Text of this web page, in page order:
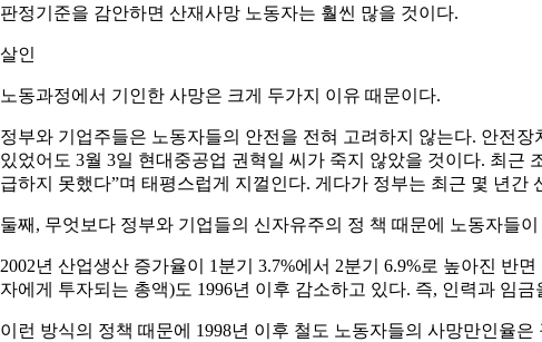
판정기준을 감안하면 산재사망 노동자는 훨씬 많을 것이다.
살인
노동과정에서 기인한 사망은 크게 두가지 이유 때문이다.
정부와 기업주들은 노동자들의 안전을 전혀 고려하지 않는다. 안전
있었어도 3월 3일 현대중공업 권혁일 씨가 죽지 않았을 것이다. 최근
급하지 못했다”며 태평스럽게 지껄인다. 게다가 정부는 최근 몇 년
둘째, 무엇보다 정부와 기업들의 신자유주의 정 책 때문에 노동자들이
2002년 산업생산 증가율이 1분기 3.7%에서 2분기 6.9%로 높아진 반
자에게 투자되는 총액)도 1996년 이후 감소하고 있다. 즉, 인력과 임
이런 방식의 정책 때문에 1998년 이후 철도 노동자들의 사망만인율